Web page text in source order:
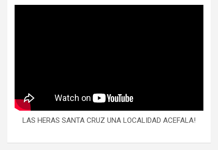
LAS HERAS SANTA CRUZ UNA LOCALIDAD ACEFALA!